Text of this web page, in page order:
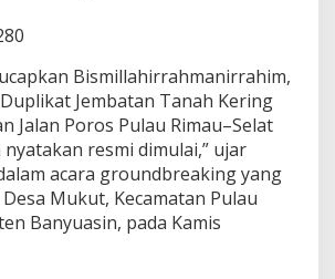
u
n
t
u
k
I
n
r
Bismillahirrahmanirrahim,
Jembatan Tanah Kering
Jalan Poros Pulau Rimau–Selat
resmi dimulai,” ujar
acara groundbreaking yang
Mukut, Kecamatan Pulau
Banyuasin, pada Kamis